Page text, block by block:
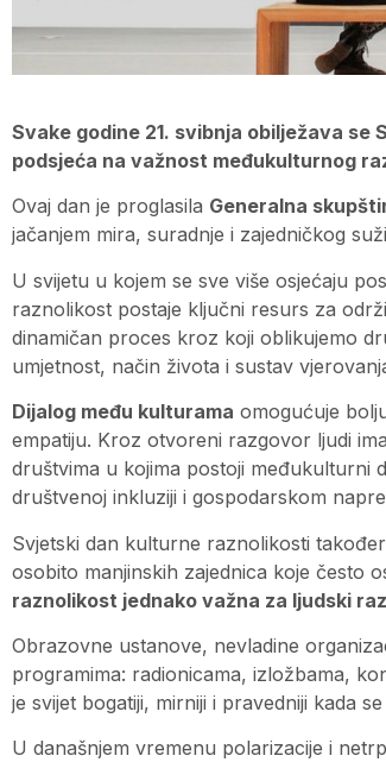
Svake godine 21. svibnja obilježava
podsjeća na važnost međukulturnog
Ovaj dan je proglasila Generalna
jačanjem mira, suradnje i zajedničkog
U svijetu u kojem se sve više osjećaju
raznolikost postaje ključni resurs za
dinamičan proces kroz koji oblikujemo
umjetnost, način života i sustav
Dijalog među kulturama omogućuje
empatiju. Kroz otvoreni razgovor ljudi
društvima u kojima postoji međukulturni
društvenoj inkluziji i gospodarskom
Svjetski dan kulturne raznolikosti
osobito manjinskih zajednica koje često
raznolikost jednako važna za ljudski
Obrazovne ustanove, nevladine
programima: radionicama, izložbama,
je svijet bogatiji, mirniji i pravedniji kada
U današnjem vremenu polarizacije i